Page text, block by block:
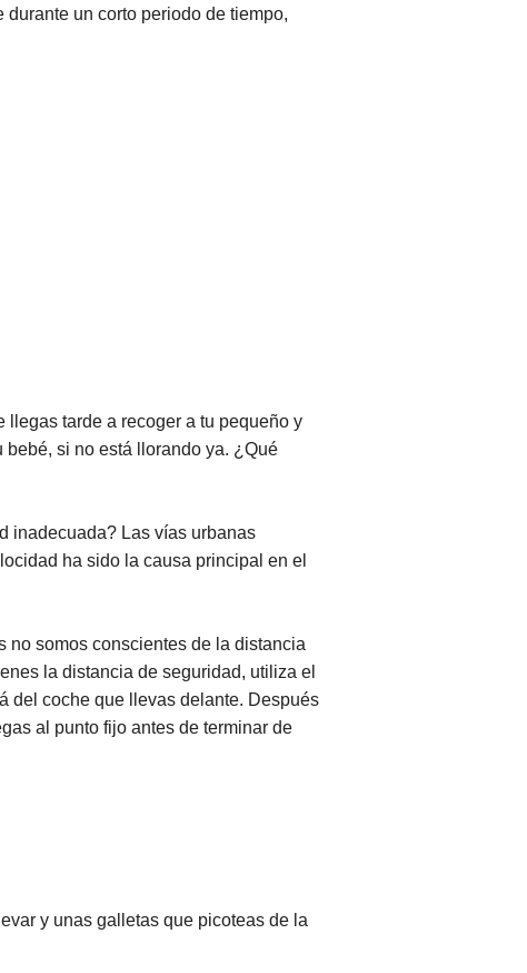
un corto periodo de tiempo,
llegas tarde a recoger a tu pequeño y
si no está llorando ya. ¿Qué
inadecuada? Las vías urbanas
ha sido la causa principal en el
no somos conscientes de la distancia
la distancia de seguridad, utiliza el
del coche que llevas delante. Después
al punto fijo antes de terminar de
y unas galletas que picoteas de la